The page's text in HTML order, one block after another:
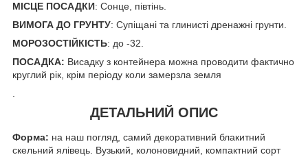
МІСЦЕ ПОСАДКИ: Сонце, півтінь.
ВИМОГА ДО ГРУНТУ: Супіщані та глинисті дренажні грунти.
МОРОЗОСТІЙКІСТЬ: до -32.
ПОСАДКА: Висадку з контейнера можна проводити фактично
круглий рік, крім періоду коли замерзла земля
.
ДЕТАЛЬНИЙ ОПИС
Форма: на наш погляд, самий декоративний блакитний
скельний ялівець. Вузький, колоновидний, компактний сорт